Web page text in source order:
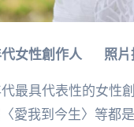
代女性創作人 照片
最具代表性的女性
愛我到今生〉等都